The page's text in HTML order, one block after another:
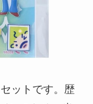
ットです。歴